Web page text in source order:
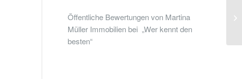
Öffentliche Bewertungen von Martina
Müller Immobilien bei „Wer kennt den
besten“